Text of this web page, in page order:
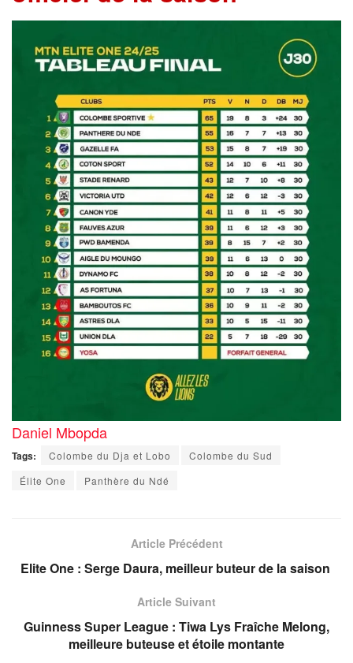
Daniel Mbopda
Tags: Colombe du Dja et Lobo
Colombe du Sud
Élite One
Panthère du Ndé
Article Précédent
Elite One : Serge Daura, meilleur buteur de la saison
Article Suivant
Guinness Super League : Tiwa Lys Fraîche Melong,
meilleure buteuse et étoile montante